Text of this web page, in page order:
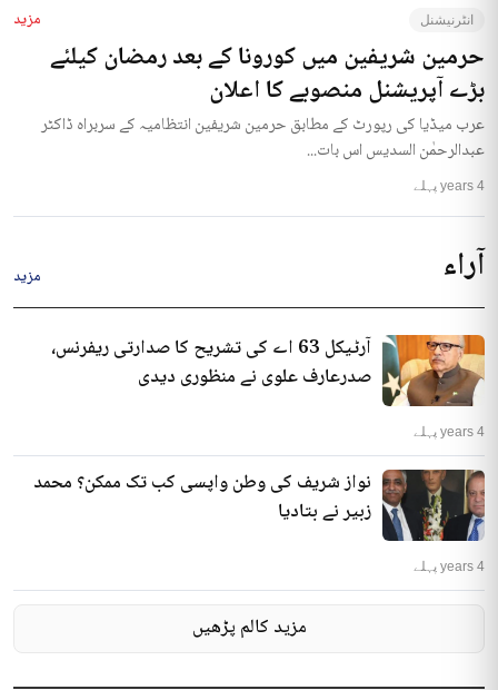
انٹرنیشنل مزید
حرمین شریفین میں کورونا کے بعد رمضان کیلئے
بڑے آپریشنل منصوبے کا اعلان
عرب میڈیا کی رپورٹ کے مطابق حرمین شریفین انتظامیہ کے سربراہ ڈاکٹر
عبدالرحمٰن السدیس اس بات...
4 years پہلے
آراء مزید
آرٹیکل 63 اے کی تشریح کا صدارتی ریفرنس،
صدرعارف علوی نے منظوری دیدی
4 years پہلے
نواز شریف کی وطن واپسی کب تک ممکن؟ محمد
زبیر نے بتادیا
4 years پہلے
مزید کالم پڑھیں